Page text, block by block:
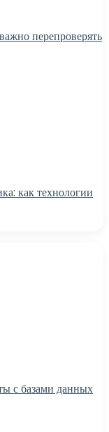
перепроверять
как технологии
с базами данных